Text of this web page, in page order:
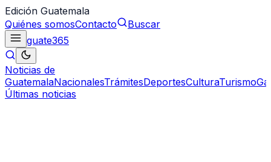
Edición Guatemala
Quiénes somosContacto
Buscar
guate365
Noticias de
GuatemalaNacionalesTrámitesDeportesCulturaTurismo
Últimas noticias